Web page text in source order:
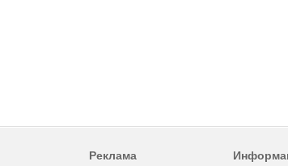
Реклама